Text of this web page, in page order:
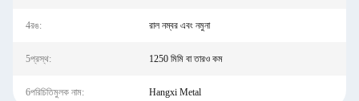
4রঙ: রাল নম্বর এবং নমুনা
5প্রস্থ: 1250 মিমি বা তারও কম
6পরিচিতিমুলক নাম: Hangxi Metal